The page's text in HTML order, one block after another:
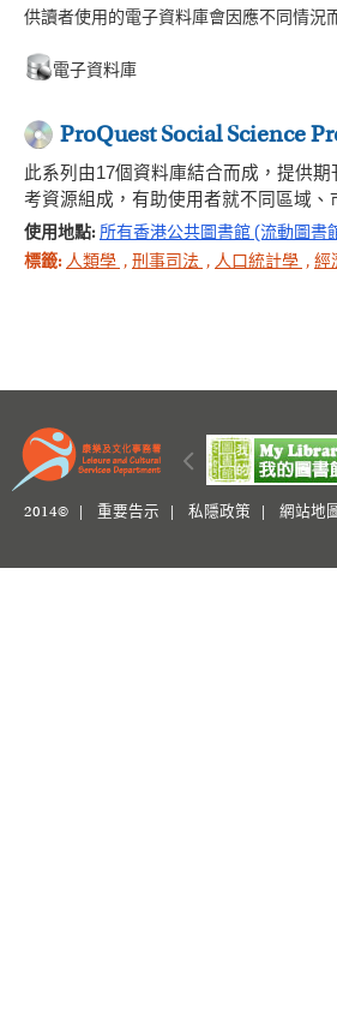
供讀者使用的電子資料庫會因應不同情況
電子資料庫
ProQuest Social Science
此系列由17個資料庫結合而成，提供
考資源組成，有助使用者就不同區域
使用地點: 所有香港公共圖書館 (流動圖書
標籤: 人類學 , 刑事司法 , 人口統計學 , 經
2014© | 重要告示 私隱政策 網站地圖